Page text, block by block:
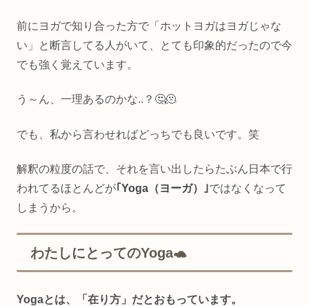
前にヨガで知り合った方で「ホットヨガはヨガじゃな
い」と断言してる人がいて、とても印象的だったので今
でも強く覚えています。
う～ん、一理あるのかな..？🤔🫠
でも、私から言わせればどっちでも良いです。笑
解釈の粒度の話で、それを言い出したらたぶん日本で行
われてるほとんどが｢Yoga（ヨーガ）｣ではなくなって
しまうから。
わたしにとってのYoga🐢
Yogaとは、「在り方」だとおもっています。